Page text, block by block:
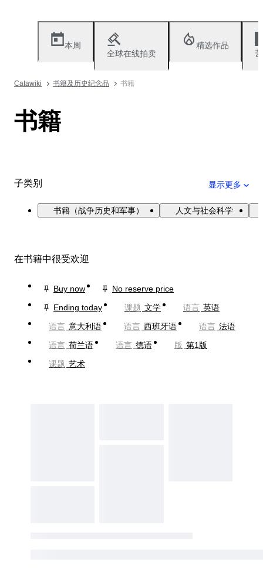
本周
全球在线拍卖
精选作品
Catawiki 书籍及历史纪念品 书籍
书籍
子类别 显示更多
书籍（战争历史和军事） 人文与社会科学
在书籍中很受欢迎
Buy now
No reserve price
Ending today
课题 文学 语言 英语
语言 意大利语 语言 西班牙语 语言 法语
语言 荷兰语 语言 德语 版 第1版
课题 艺术